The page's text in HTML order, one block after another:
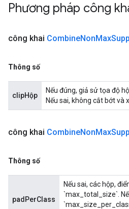
Phương pháp công
công khai CombineNonMax
Thông số
clipHộp
Nếu đúng, giả sử tọa độ
Nếu sai, không cắt bớt và
công khai CombineNonMax
Thông số
padPerClass
Nếu sai, các hộp,
`max_total_size`.